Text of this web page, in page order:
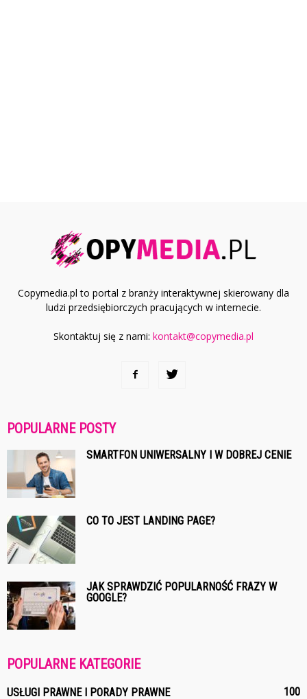
Copymedia.pl to portal z branży interaktywnej skierowany dla
ludzi przedsiębiorczych pracujących w internecie.
Skontaktuj się z nami: kontakt@copymedia.pl
POPULARNE POSTY
SMARTFON UNIWERSALNY I W DOBREJ CENIE
CO TO JEST LANDING PAGE?
JAK SPRAWDZIĆ POPULARNOŚĆ FRAZY W
GOOGLE?
POPULARNE KATEGORIE
USŁUGI PRAWNE I PORADY PRAWNE 100